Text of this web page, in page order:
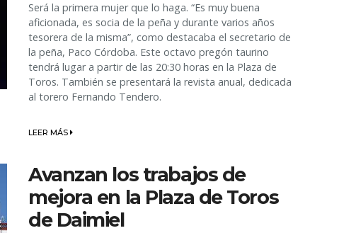
Será la primera mujer que lo haga. “Es muy buena
aficionada, es socia de la peña y durante varios años
tesorera de la misma”, como destacaba el secretario de
la peña, Paco Córdoba. Este octavo pregón taurino
tendrá lugar a partir de las 20:30 horas en la Plaza de
Toros. También se presentará la revista anual, dedicada
al torero Fernando Tendero.
LEER MÁS
Avanzan los trabajos de
mejora en la Plaza de Toros
de Daimiel